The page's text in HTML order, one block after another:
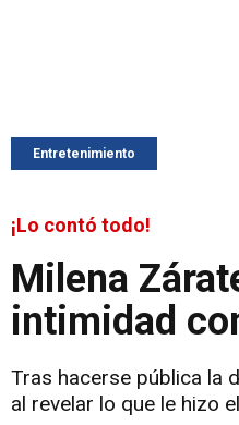
Entretenimiento
¡Lo contó todo!
Milena
intimidad
Tras hacerse pública la
al revelar lo que le hizo